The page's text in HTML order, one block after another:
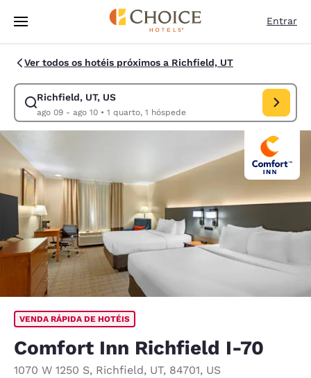
Pular Para Conteúdo Principal
Entrar
Ver todos os hotéis próximos a Richfield, UT
Richfield, UT, US
ago 09 - ago 10• 1 quarto, 1 hóspede
Modificar pesquisa para Richfield, UT, US. Data de check-in ago 09,
VENDA RÁPIDA DE HOTÉIS
Comfort Inn Richfield I-70
1070 W 1250 S, Richfield, UT, 84701, US